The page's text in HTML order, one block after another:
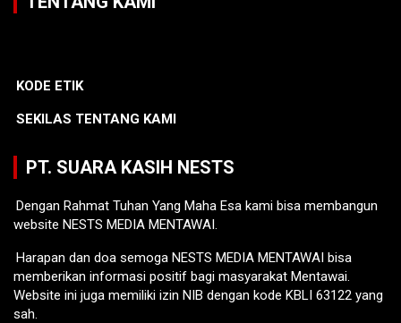
KODE ETIK
SEKILAS TENTANG KAMI
PT. SUARA KASIH NESTS
Dengan Rahmat Tuhan Yang Maha Esa kami bisa membangun
website NESTS MEDIA MENTAWAI.
Harapan dan doa semoga NESTS MEDIA MENTAWAI bisa
memberikan informasi positif bagi masyarakat Mentawai.
Website ini juga memiliki izin NIB dengan kode KBLI 63122 yang
sah.